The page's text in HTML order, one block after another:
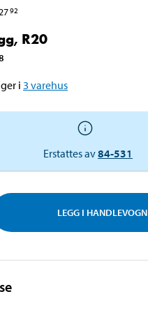
2792
R20
i 3 varehus
Erstattes av84-531
LEGG I HANDLEVOGN